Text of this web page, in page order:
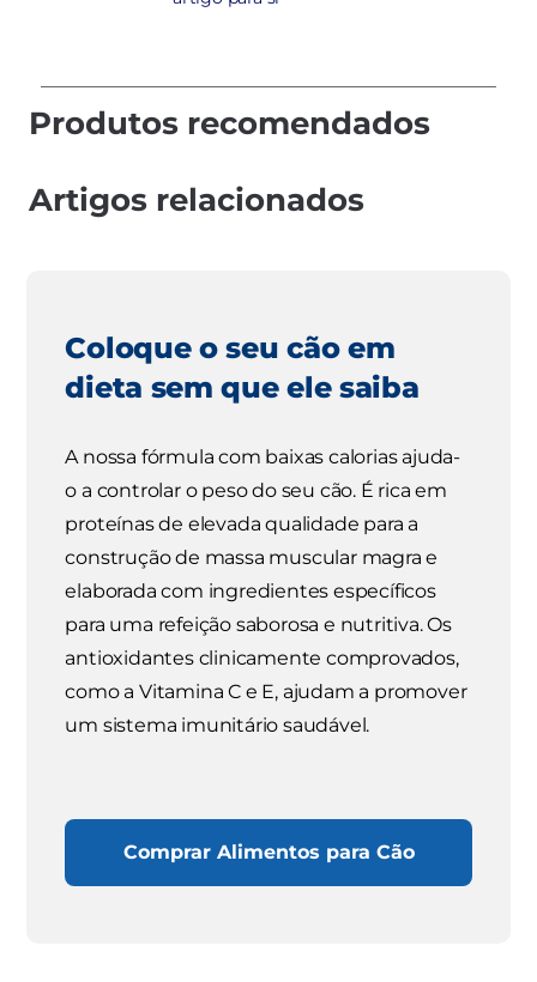
Produtos recomendados
Artigos relacionados
Coloque o seu cão em
dieta sem que ele saiba
A nossa fórmula com baixas calorias ajuda-
o a controlar o peso do seu cão. É rica em
proteínas de elevada qualidade para a
construção de massa muscular magra e
elaborada com ingredientes específicos
para uma refeição saborosa e nutritiva. Os
antioxidantes clinicamente comprovados,
como a Vitamina C e E, ajudam a promover
um sistema imunitário saudável.
Comprar Alimentos para Cão